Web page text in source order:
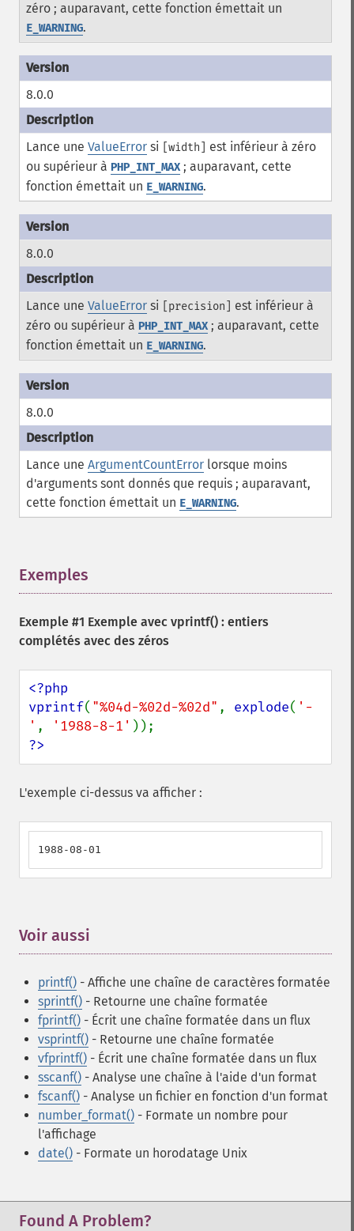
zéro ; auparavant, cette fonction émettait un
E_WARNING.
8.0.0
Lance une ValueError si [width]
est inférieur à zéro
ou supérieur à PHP_INT_MAX; auparavant, cette
fonction émettait un E_WARNING.
8.0.0
Lance une ValueError si [precision]
est inférieur à
zéro ou supérieur à PHP_INT_MAX ; auparavant, cette
fonction émettait un E_WARNING.
8.0.0
Lance une ArgumentCountError lorsque moins
d'arguments sont donnés que requis ; auparavant,
cette fonction émettait un E_WARNING.
Exemples
Exemple #1 Exemple avec vprintf() : entiers
complétés avec des zéros
<?php
vprintf( "%04d-%02d-%02d" , explode( '-
' , '1988-8-1'
?>
L'exemple ci-dessus va afficher :
1988-08-01
Voir aussi
printf() - Affiche une chaîne de caractères formatée
sprintf() - Retourne une chaîne formatée
fprintf() - Écrit une chaîne formatée dans un flux
vsprintf() - Retourne une chaîne formatée
vfprintf() - Écrit une chaîne formatée dans un flux
sscanf() - Analyse une chaîne à l'aide d'un format
fscanf() - Analyse un fichier en fonction d'un format
number_format() - Formate un nombre pour
l'affichage
date() - Formate un horodatage Unix
Found A Problem?